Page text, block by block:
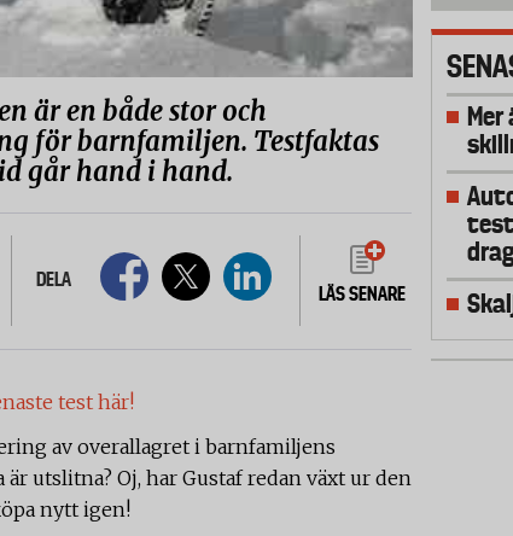
är en både stor och
för barnfamiljen. Testfaktas
går hand i hand.
DELA
LÄS SENARE
test här!
av overallagret i barnfamiljens
utslitna? Oj, har Gustaf redan växt ur den
nytt igen!
test